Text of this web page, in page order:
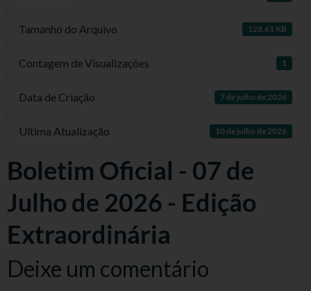
Tamanho do Arquivo 128.61 KB
Contagem de Visualizações 1
Data de Criação 7 de julho de 2026
Ultima Atualização 10 de julho de 2026
Boletim Oficial - 07 de
Julho de 2026 - Edição
Extraordinária
Deixe um comentário